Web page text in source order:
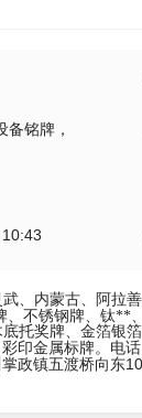
备铭牌，
、内蒙古、阿拉
、不锈钢牌、钛**
托奖牌、金箔银
彩印金属标牌。电话
政镇五渡桥向东